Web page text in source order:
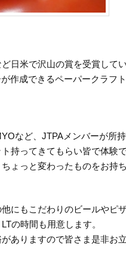
日米で沢山の賞を受賞して
作成できるペーパークラフト
など、JTPAメンバーが所
持ってきてもらい皆で体験
ょっと変わったものをお持
にもこだわりのビールやピ
の時間も用意します。
ありますので皆さま是非お